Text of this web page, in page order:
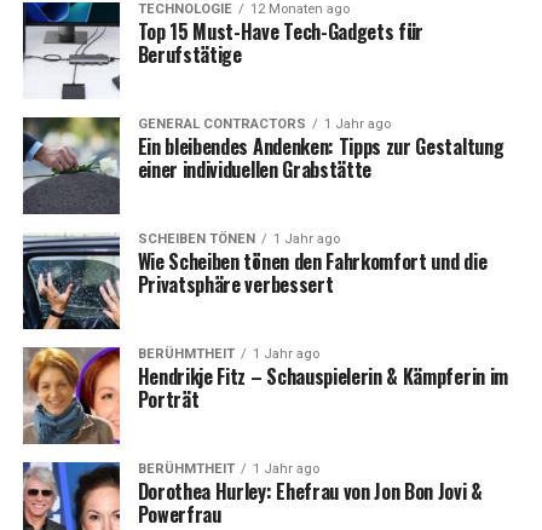
TECHNOLOGIE 12 Monaten ago
Top 15 Must-Have Tech-Gadgets für
Berufstätige
GENERAL CONTRACTORS 1 Jahr ago
Ein bleibendes Andenken: Tipps zur Gestaltung
einer individuellen Grabstätte
SCHEIBEN TÖNEN 1 Jahr ago
Wie Scheiben tönen den Fahrkomfort und die
Privatsphäre verbessert
BERÜHMTHEIT 1 Jahr ago
Hendrikje Fitz – Schauspielerin & Kämpferin im
Porträt
BERÜHMTHEIT 1 Jahr ago
Dorothea Hurley: Ehefrau von Jon Bon Jovi &
Powerfrau